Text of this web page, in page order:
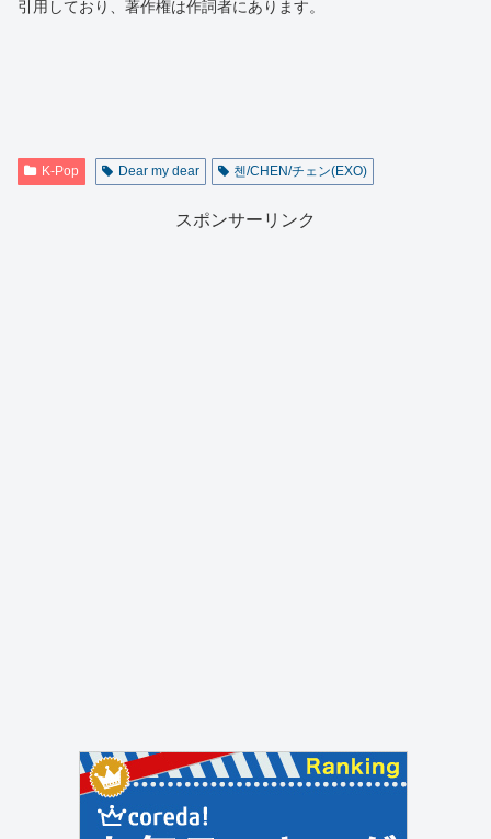
引用しており、著作権は作詞者にあります。
K-Pop Dear my dear 첸/CHEN/チェン(EXO)
スポンサーリンク